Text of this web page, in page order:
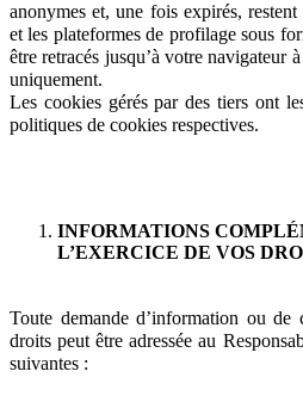
anonymes et, une fois expirés, restent
et les plateformes de profilage sous
être retracés jusqu’à votre navigateur
uniquement.
Les cookies gérés par des tiers ont
politiques de cookies respectives.
INFORMATIONS
L’EXERCICE DE VOS
Toute demande d’information ou de
droits peut être adressée au
suivantes :